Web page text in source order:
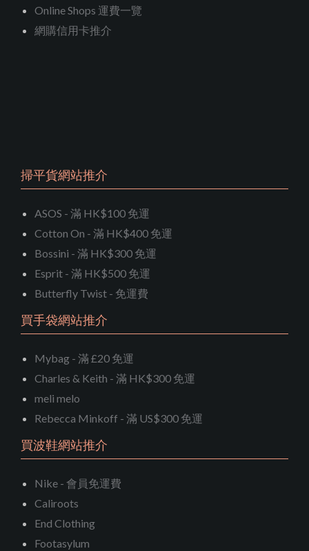
Online Shops 運費一覽
網購信用卡推介
掃平貨網站推介
ASOS - 滿 HK$100 免運
Cotton On - 滿 HK$400 免運
Bossini - 滿 HK$300 免運
Esprit - 滿 HK$500 免運
Butterfly Twist - 免運費
買手袋網站推介
Mybag - 滿 £20 免運
Charles & Keith - 滿 HK$300 免運
meli melo
Rebecca Minkoff - 滿 US$300 免運
買波鞋網站推介
Nike - 會員免運費
Caliroots
End Clothing
Footasylum